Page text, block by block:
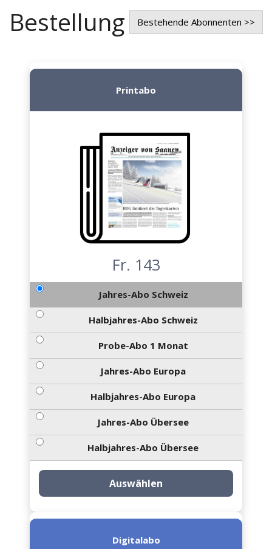
Bestellung Bestehende Abonnenten >>
Printabo
Fr. 143
Jahres-Abo Schweiz
Halbjahres-Abo Schweiz
Probe-Abo 1 Monat
Jahres-Abo Europa
Halbjahres-Abo Europa
Jahres-Abo Übersee
Halbjahres-Abo Übersee
Auswählen
Digitalabo